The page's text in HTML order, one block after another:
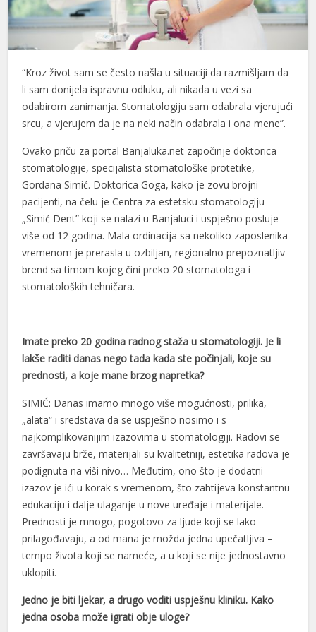
Hacklink panel
Hacklink panel
Hacklink panel
Hacklink panel
Hacklink panel
Hacklink panel
Hacklink panel
Hacklink panel
Hacklink panel
Hacklink panel
Hacklink panel
Hacklink panel
Hacklink panel
Hacklink panel
Hacklink satın al
Hacklink satın al
Hacklink panel
Hacklink panel
Hacklink panel
Hacklink panel
Hacklink panel
Hacklink panel
“Kroz život sam se često našla u situaciji da razmišljam da
li sam donijela ispravnu odluku, ali nikada u vezi sa
odabirom zanimanja. Stomatologiju sam odabrala vjerujući
srcu, a vjerujem da je na neki način odabrala i ona mene”.
Ovako priču za portal Banjaluka.net započinje doktorica
stomatologije, specijalista stomatološke protetike,
Gordana Simić. Doktorica Goga, kako je zovu brojni
pacijenti, na čelu je Centra za estetsku stomatologiju
„Simić Dent” koji se nalazi u Banjaluci i uspješno posluje
više od 12 godina. Mala ordinacija sa nekoliko zaposlenika
vremenom je prerasla u ozbiljan, regionalno prepoznatljiv
brend sa timom kojeg čini preko 20 stomatologa i
stomatoloških tehničara.
Imate preko 20 godina radnog staža u stomatologiji. Je li
lakše raditi danas nego tada kada ste počinjali, koje su
prednosti, a koje mane brzog napretka?
SIMIĆ: Danas imamo mnogo više mogućnosti, prilika,
„alata“ i sredstava da se uspješno nosimo i s
najkomplikovanijim izazovima u stomatologiji. Radovi se
završavaju brže, materijali su kvalitetniji, estetika radova je
podignuta na viši nivo… Međutim, ono što je dodatni
izazov je ići u korak s vremenom, što zahtijeva konstantnu
edukaciju i dalje ulaganje u nove uređaje i materijale.
Prednosti je mnogo, pogotovo za ljude koji se lako
prilagođavaju, a od mana je možda jedna upečatljiva –
tempo života koji se nameće, a u koji se nije jednostavno
uklopiti.
Jedno je biti ljekar, a drugo voditi uspješnu kliniku. Kako
jedna osoba može igrati obje uloge?